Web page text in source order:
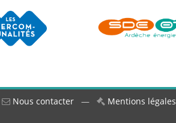
Nous contacter — Mentions légales